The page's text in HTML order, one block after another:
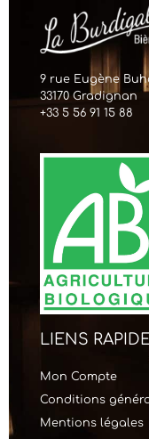
9 rue Eugène
33170 Gradignan
+33 5 56 91 15 88
LIENS
Mon Compte
Conditions
Mentions légales